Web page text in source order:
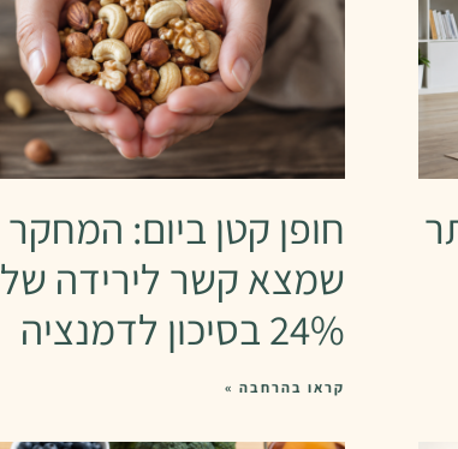
חופן קטן ביום: המחקר
שמצא קשר לירידה של
24% בסיכון לדמנציה
קראו בהרחבה »